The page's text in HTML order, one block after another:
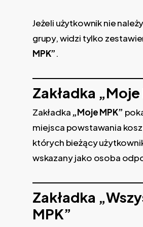
Jeżeli użytkownik nie
grupy, widzi tylko
MPK”.
Zakładka „Moje
Zakładka „Moje MPK”
miejsca powstawania
których bieżący
wskazany jako osoba
Zakładka
MPK”